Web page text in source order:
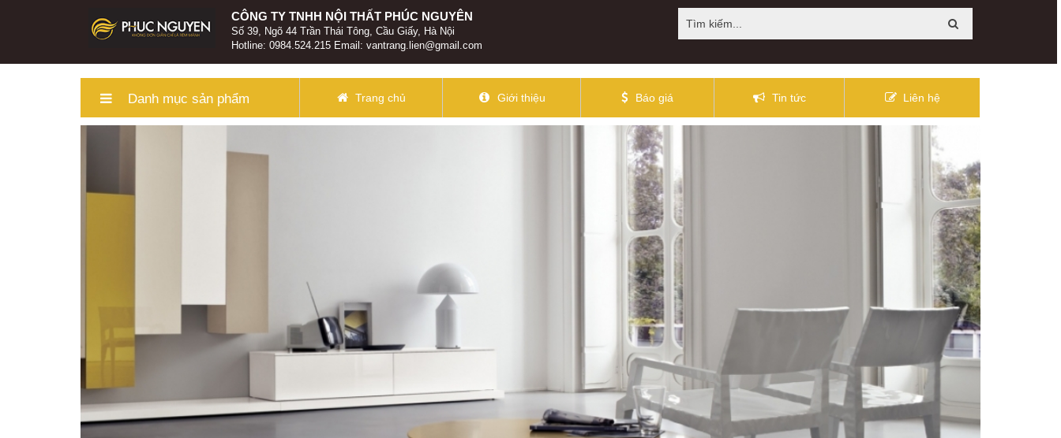
CÔNG TY TNHH NỘI THẤT PHÚC NGUYÊN
Số 39, Ngõ 44 Trần Thái Tông, Cầu Giấy, Hà Nội
Hotline: 0984.524.215 Email: vantrang.lien@gmail.com
Danh mục sản phẩm
Phụ kiện rèm
Trang chủ Giới thiệu Báo giá Tin tức Liên hệ